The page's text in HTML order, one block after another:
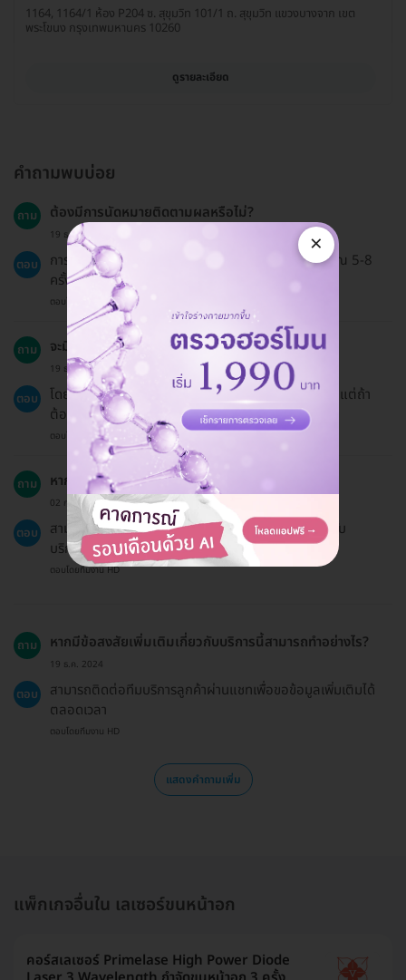
1164, 1164/1 ห้อง P204 ซ. สุขุมวิท 101/1 ถ. สุขุมวิท แขวงบางจาก เขต
พระโขนง กรุงเทพมหานคร 10260
ดูรายละเอียด
คำถามพบบ่อย
ถาม ต้องมีการนัดหมายติดตามผลหรือไม่?
19 ธ.ค. 2024
ตอบ
การทำการรักษาด้วยเลเซอร์มักจะต้องทำต่อเนื่องประมาณ 5-8
ครั้ง แต่การนัดหมายขึ้นอยู่กับคำแนะนำของผู้เชี่ยวชาญ
ตอบโดยทีมงาน HD
ถาม จะมีอาการเจ็บปวดหรือไม่ในระหว่างการรักษา?
19 ธ.ค. 2024
ตอบ
โดยทั่วไปจะมีการใช้ระบบเป่าลมเย็นเพื่อลดความเจ็บปวด แต่ถ้า
ต้องการ สามารถแปะยาชาเพิ่มเติมได้
ตอบโดยทีมงาน HD
ถาม หากต้องการใช้บริการให้ผู้อื่นสามารถทำได้หรือไม่?
02 ก.พ. 2024
ตอบ
สามารถจองแพ็กเกจให้คนอื่นได้ โดยต้องแจ้งชื่อผู้ที่จะรับ
บริการให้กับแอดมินทราบ
ตอบโดยทีมงาน HD
ถาม หากมีข้อสงสัยเพิ่มเติมเกี่ยวกับบริการนี้สามารถทำอย่างไร?
19 ธ.ค. 2024
ตอบ
สามารถติดต่อทีมบริการลูกค้าผ่านแชทเพื่อขอข้อมูลเพิ่มเติมได้
ตลอดเวลา
ตอบโดยทีมงาน HD
แสดงคำถามเพิ่ม
แพ็กเกจอื่นใน เลเซอร์ขนหน้าอก
คอร์สเลเซอร์ Primelase High Power Diode
×